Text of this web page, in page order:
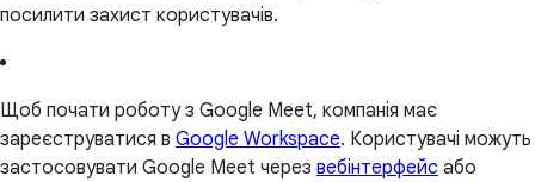
посилити захист користувачів.
Щоб почати роботу з Google Meet, компанія має
зареєструватися в Google Workspace. Користувачі можуть
застосовувати Google Meet через вебінтерфейс або